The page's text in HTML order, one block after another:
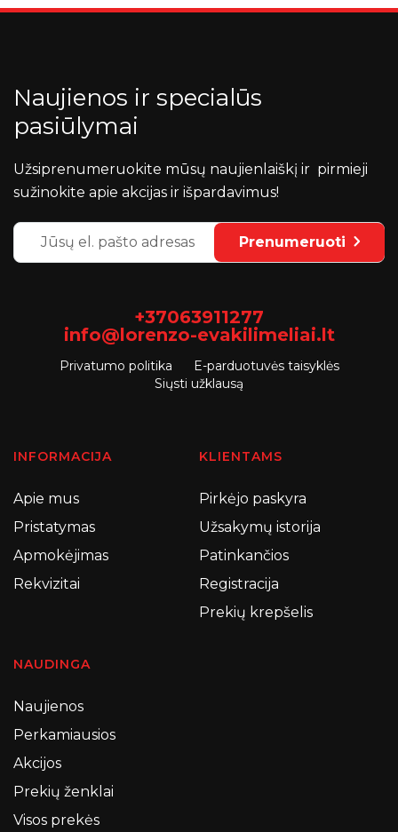
Naujienos ir specialūs
pasiūlymai
Užsiprenumeruokite mūsų naujienlaiškį ir pirmieji
sužinokite apie akcijas ir išpardavimus!
Prenumeruoti
+37063911277
info@lorenzo-evakilimeliai.lt
Privatumo politika
E-parduotuvės taisyklės
Siųsti užklausą
INFORMACIJA
Apie mus
Pristatymas
Apmokėjimas
Rekvizitai
KLIENTAMS
Pirkėjo paskyra
Užsakymų istorija
Patinkančios
Registracija
Prekių krepšelis
NAUDINGA
Naujienos
Perkamiausios
Akcijos
Prekių ženklai
Visos prekės